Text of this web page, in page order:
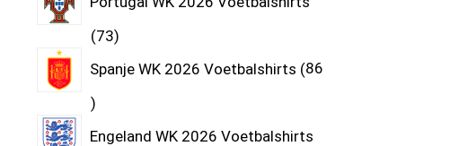
73
Spanje WK 2026 Voetbalshirts 86
Engeland WK 2026 Voetbalshirts